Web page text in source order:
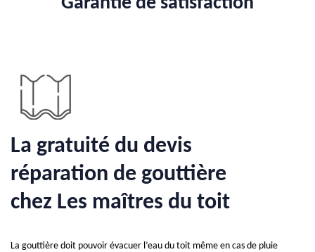
La gratuité du devis
réparation de gouttière
chez Les maîtres du toit
La gouttière doit pouvoir évacuer l’eau du toit même en cas de pluie